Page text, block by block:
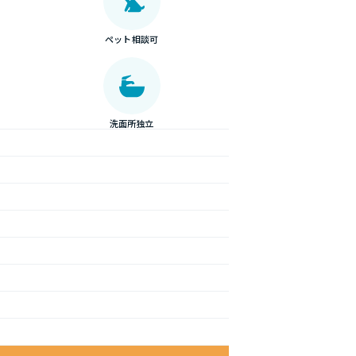
ペット相談可
洗面所独立